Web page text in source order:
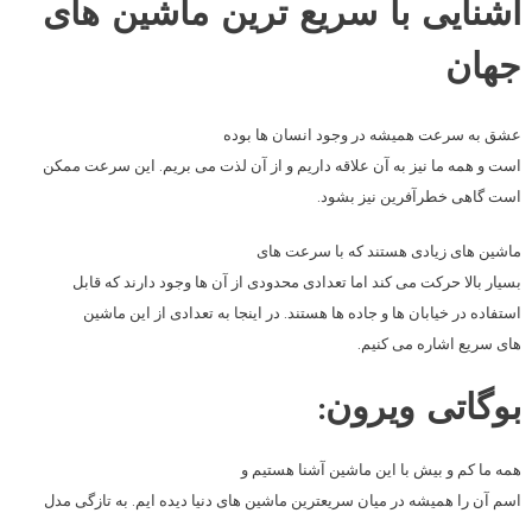
آشنایی با سریع ترین ماشین های
جهان
عشق به سرعت همیشه در وجود انسان ها بوده
است و همه ما نیز به آن علاقه داریم و از آن لذت می بریم. این سرعت ممکن
است گاهی خطرآفرین نیز بشود.
ماشین های زیادی هستند که با سرعت های
بسیار بالا حرکت می کند اما تعدادی محدودی از آن ها وجود دارند که قابل
استفاده در خیابان ها و جاده ها هستند. در اینجا به تعدادی از این ماشین
های سریع اشاره می کنیم.
بوگاتی ویرون:
همه ما کم و بیش با این ماشین آشنا هستیم و
اسم آن را همیشه در میان سریعترین ماشین های دنیا دیده ایم. به تازگی مدل